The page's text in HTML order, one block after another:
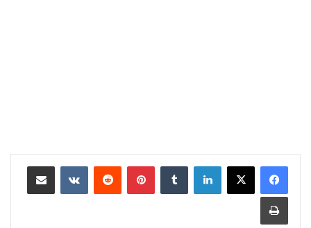
لينكدإن بينتيريست مشاركة عبر البريد
طباعة